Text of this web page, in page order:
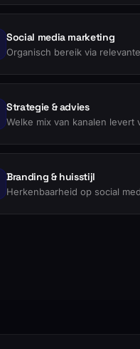
Social media marketing
Organisch bereik via
Strategie & advies
Welke mix van kanalen
Branding & huisstijl
Herkenbaarheid op social